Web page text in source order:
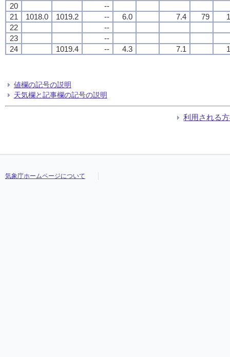
20
--
21
1018.0 1019.2 -- 6.0 7.4 79
22
--
23
--
24
1019.4 -- 4.3 7.1
値欄の記号の説明
天気欄と記事欄の記号の説明
利用される
気象庁ホームページについて